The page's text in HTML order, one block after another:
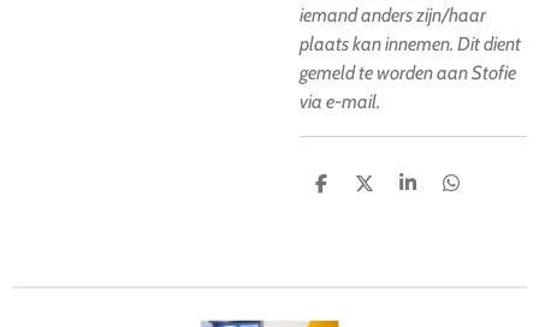
iemand anders zijn/haar
plaats kan innemen. Dit dient
gemeld te worden aan Stofie
via e-mail.
D
D
S
D